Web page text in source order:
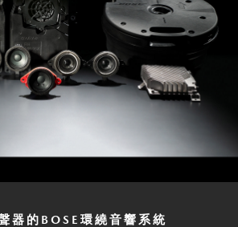
器的BOSE環繞音響系統